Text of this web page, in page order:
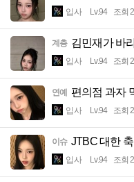
입사 Lv.94 조회
계층 김민재가 바
입사 Lv.94 조회
연예 편의점 과자
입사 Lv.94 조회
이슈 JTBC 대한
입사 Lv.94 조회